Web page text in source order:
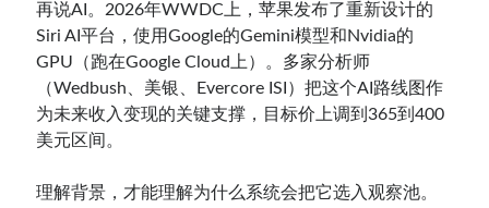
再说AI。2026年WWDC上，苹果发布了重新设计的
Siri AI平台，使用Google的Gemini模型和Nvidia的
GPU（跑在Google Cloud上）。多家分析师
（Wedbush、美银、Evercore ISI）把这个AI路线图作
为未来收入变现的关键支撑，目标价上调到365到400
美元区间。
理解背景，才能理解为什么系统会把它选入观察池。